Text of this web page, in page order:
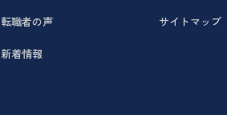
転職者の声
新着情報
サイトマップ